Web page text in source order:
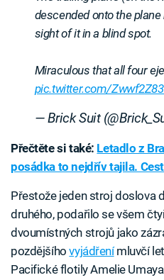
descended onto the
sight of it in a blind spot.
Miraculous that all four
pic.twitter.com/
— Brick Suit
Přečtěte si také: Letadlo z
posádka to nejdřív tajila.
Přestože jeden stroj doslova
druhého, podařilo se všem
dvoumístných strojů jako
pozdějšíhovyjádřenímluvčí
Pacifické flotily Amelie